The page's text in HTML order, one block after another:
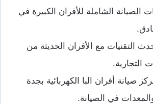
الصيانة الشاملة للأفران الكبيرة في
التقنيات مع الأفران الحديثة من
التجارية.
صيانة أفران البا الكهربائية بجدة
في الصيانة.